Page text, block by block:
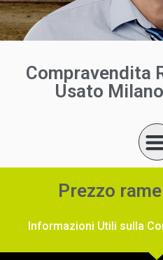
Compravendita
Usato
Prezzo
Informazioni Utili sulla